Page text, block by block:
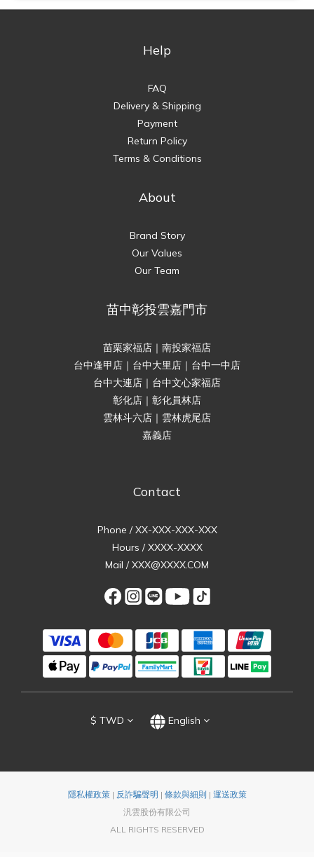
Help
FAQ
Delivery & Shipping
Payment
Return Policy
Terms & Conditions
About
Brand Story
Our Values
Our Team
苗中彰投雲嘉門市
苗栗家福店｜南投家福店
台中逢甲店｜台中大里店｜台中一中店
台中大連店｜台中文心家福店
彰化店｜彰化員林店
雲林斗六店｜雲林虎尾店
嘉義店
Contact
Phone / XX-XXX-XXX-XXX
Hours / XXXX-XXXX
Mail / XXX@XXXX.COM
$ TWD English
隱私權政策| 反詐騙聲明 | 條款與細則 | 運送政策
汎雲股份有限公司
ALL RIGHTS RESERVED